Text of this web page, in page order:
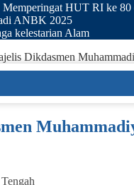
HUT RI ke 80
ANBK 2025
kelestarian Alam
Dikdasmen